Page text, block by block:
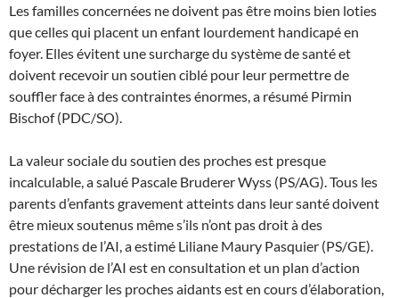
Les familles concernées ne doivent pas être moins bien loties
que celles qui placent un enfant lourdement handicapé en
foyer. Elles évitent une surcharge du système de santé et
doivent recevoir un soutien ciblé pour leur permettre de
souffler face à des contraintes énormes, a résumé Pirmin
Bischof (PDC/SO).
La valeur sociale du soutien des proches est presque
incalculable, a salué Pascale Bruderer Wyss (PS/AG). Tous les
parents d’enfants gravement atteints dans leur santé doivent
être mieux soutenus même s’ils n’ont pas droit à des
prestations de l’AI, a estimé Liliane Maury Pasquier (PS/GE).
Une révision de l’AI est en consultation et un plan d’action
pour décharger les proches aidants est en cours d’élaboration,